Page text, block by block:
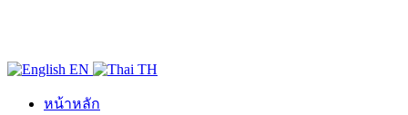
EN TH
หน้าหลัก